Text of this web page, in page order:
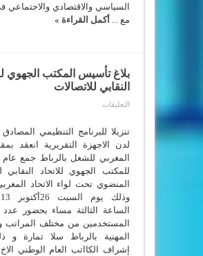
السياسي والاقتصادي والاجتماعي
مع ... أكمل القراءة »
بلاغ تأسيس المكتب الجهوي
النقابي للاتصالات
التعليقات
المكتب
الجهوي
للاتحاد
النقابي
للاتصالات
مغلقة
تنزيلا للبرنامج التنظيمي
لدن الاجهزة التقريرية انعقد
المغربي للشغل بالرباط جمع
للمكتب الجهوي للاتحاد النقابي
المنضوي تحت لواء الاتحاد
الساعة الثالثة مساء بحضور
المستخدمين من مختلف المراتب
المهنية بالرباط سلا تمارة و
إشراف الكااتب العام الوطني